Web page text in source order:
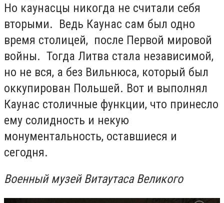
Но каунасцы никогда не считали себя
вторыми. Ведь Каунас сам был одно
время столицей, после Первой мировой
войны. Тогда Литва стала независимой,
но не вся, а без Вильнюса, который был
оккупирован Польшей. Вот и выполнял
Каунас столичные функции, что принесло
ему солидность и некую
монументальность, оставшиеся и
сегодня.
Военный музей Витаутаса Великого